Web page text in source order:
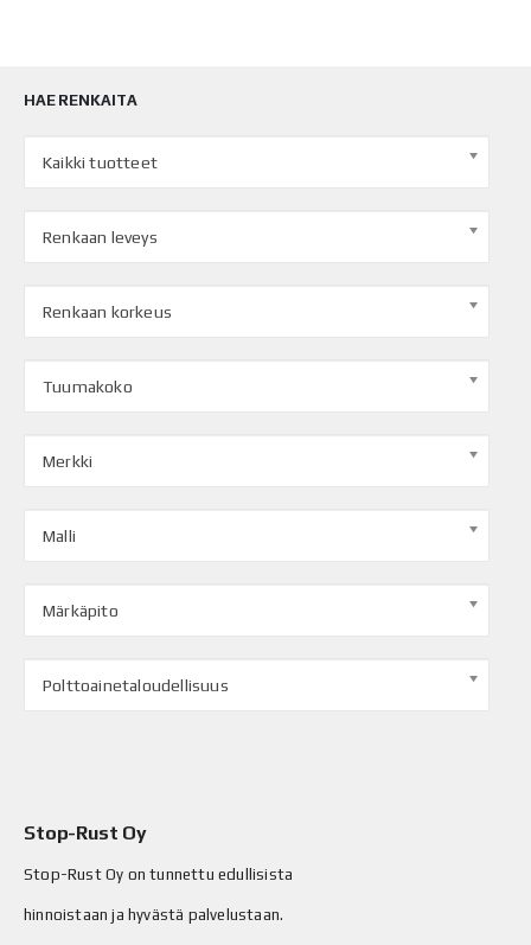
HAE RENKAITA
Kaikki tuotteet
Renkaan leveys
Renkaan korkeus
Tuumakoko
Merkki
Malli
Märkäpito
Polttoainetaloudellisuus
Stop-Rust Oy
Stop-Rust Oy on tunnettu edullisista
hinnoistaan ja hyvästä palvelustaan.